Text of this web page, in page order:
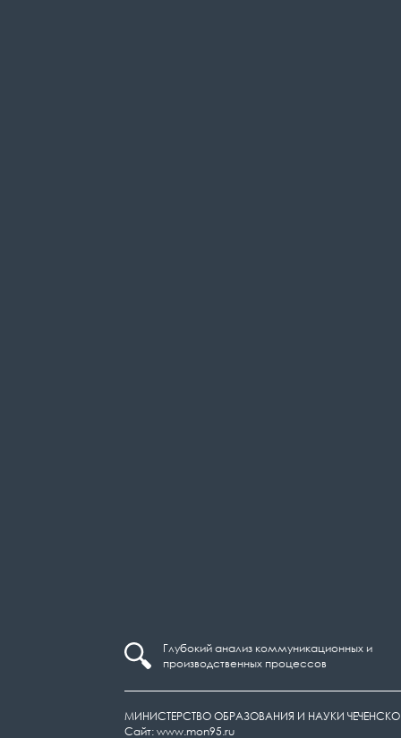
Глубокий анализ коммуникационных и
производственных процессов
МИНИСТЕРСТВО ОБРАЗОВАНИЯ И НАУКИ
Сайт: www.mon95.ru